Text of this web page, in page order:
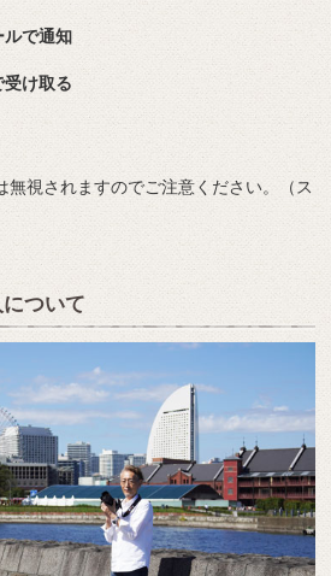
ルで通知
け取る
無視されますのでご注意ください。（ス
ついて